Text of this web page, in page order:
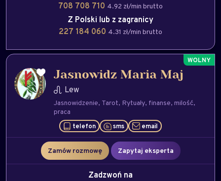
708 708 710 4.92 zł/min brutto
Z Polski lub z zagranicy
227 184 060 4.31 zł/min brutto
Jasnowidz Maria Maj
Lew
Jasnowidzenie Tarot Rytuały finanse milość
praca
telefon sms email
Zamów rozmowę Zapytaj eksperta
Zadzwoń na